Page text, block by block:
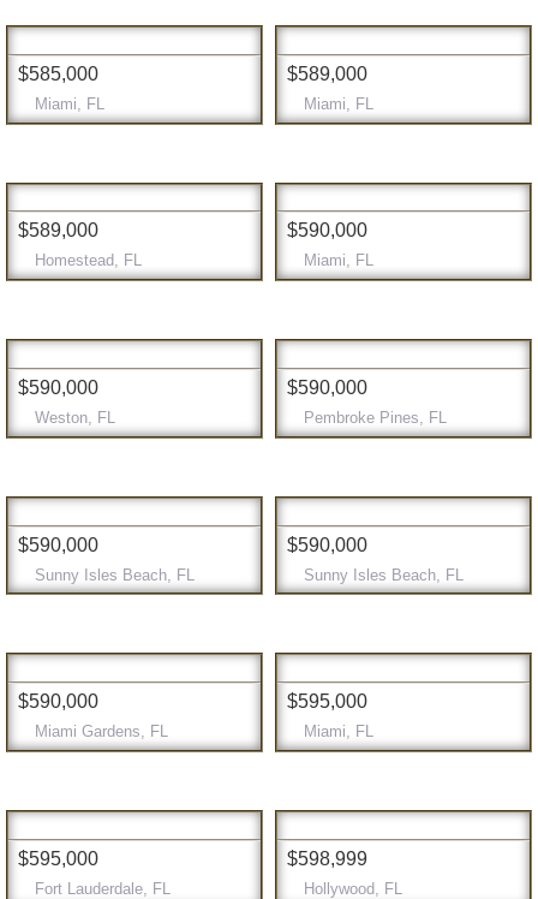
$585,000
Miami, FL
$589,000
Miami, FL
$589,000
Homestead, FL
$590,000
Miami, FL
$590,000
Weston, FL
$590,000
Pembroke Pines, FL
$590,000
Sunny Isles Beach, FL
$590,000
Sunny Isles Beach, FL
$590,000
Miami Gardens, FL
$595,000
Miami, FL
$595,000
Fort Lauderdale, FL
$598,999
Hollywood, FL